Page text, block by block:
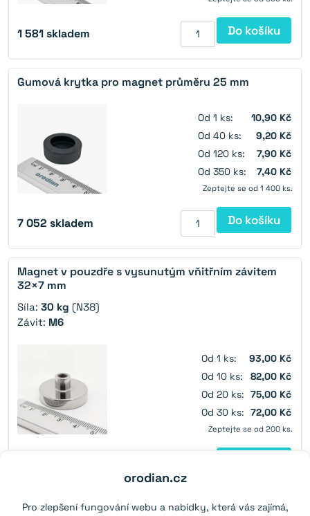
orodian.cz
Pro zlepšení fungování webu a nabídky, která vás zajímá,
1 581skladem Do košíku
Gumová krytka pro magnet průměru 25 mm
Od 1 ks:
10,90 Kč
Od 40 ks:
9,20 Kč
Od 120 ks:
7,90 Kč
Od 350 ks:
7,40 Kč
Zeptejte se od 1 400 ks.
7 052 skladem Do košíku
Magnet v pouzdře s vysunutým vňitřním závitem
32×7 mm
Síla: 30 kg (N38)
Závit: M6
Od 1 ks:
93,00 Kč
Od 10 ks:
82,00 Kč
Od 20 ks: 75,00 Kč
Od 30 ks: 72,00 Kč
Zeptejte se od 200 ks.
Magnetický hák Ø 32 mm